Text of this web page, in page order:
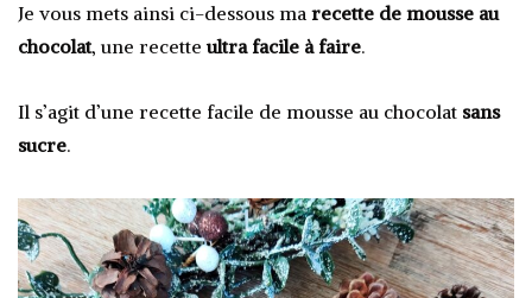
Je vous mets ainsi ci-dessous ma recette de mousse au
chocolat, une recette ultra facile à faire.
Il s’agit d’une recette facile de mousse au chocolat sans
sucre.